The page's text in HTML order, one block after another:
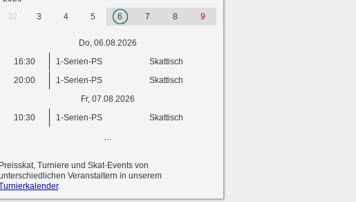
32 3 4 5 6 7 8 9
Do, 06.08.2026
16:30
1-Serien-PS
Skattisch
20:00
1-Serien-PS
Skattisch
Fr, 07.08.2026
10:30
1-Serien-PS Skattisch
Preisskat, Turniere und Skat-Events von
Veranstaltern in unserem
.